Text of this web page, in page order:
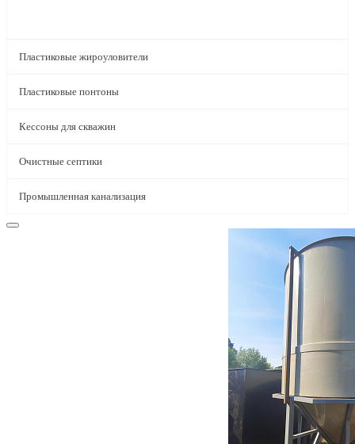
Пластиковые жироуловители
Пластиковые понтоны
Кессоны для скважин
Очистные септики
Промышленная канализация